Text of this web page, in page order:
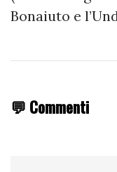
Bonaiuto e
💬 Commenti